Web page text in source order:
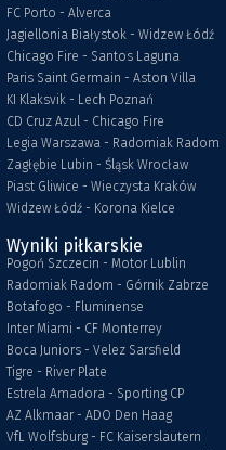
FC Porto - Alverca
Jagiellonia Białystok - Widzew Łódź
Chicago Fire - Santos Laguna
Paris Saint Germain - Aston Villa
KI Klaksvik - Lech Poznań
CD Cruz Azul - Chicago Fire
Legia Warszawa - Radomiak Radom
Zagłębie Lubin - Śląsk Wrocław
Piast Gliwice - Wieczysta Kraków
Widzew Łódź - Korona Kielce
Wyniki piłkarskie
Pogoń Szczecin - Motor Lublin
Radomiak Radom - Górnik Zabrze
Botafogo - Fluminense
Inter Miami - CF Monterrey
Boca Juniors - Velez Sarsfield
Tigre - River Plate
Estrela Amadora - Sporting CP
AZ Alkmaar - ADO Den Haag
VfL Wolfsburg - FC Kaiserslautern